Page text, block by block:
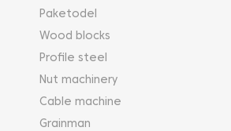
Paketodel
Wood blocks
Profile steel
Nut machinery
Cable machine
Grainman